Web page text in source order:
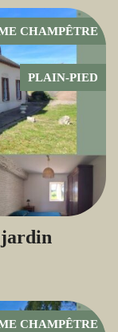
CHAMPÊTRE
PLAIN-PIED
jardin
CHAMPÊTRE